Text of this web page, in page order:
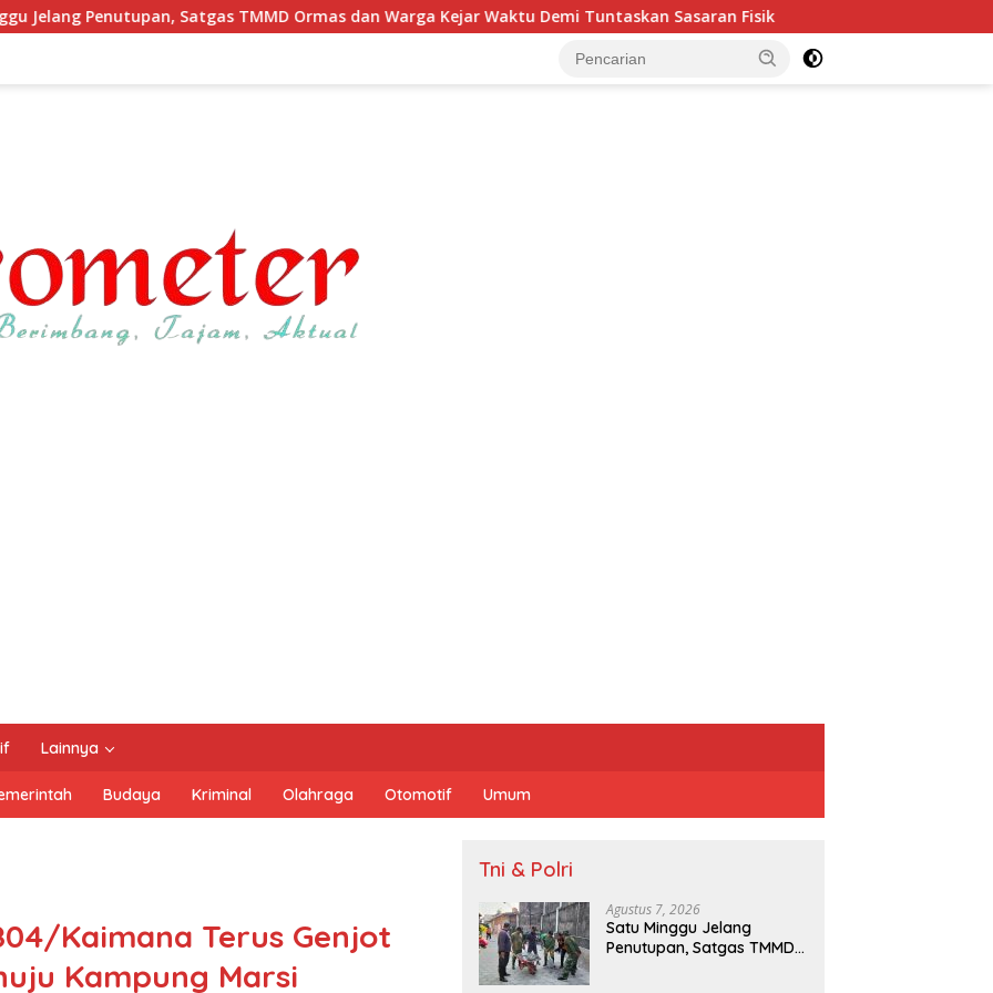
TMMD Ormas dan Warga Kejar Waktu Demi Tuntaskan Sasaran Fisik Perbaikan Pipanisasi Dikebut, Satgas TMMD
Lainnya
Budaya Kriminal Olahraga Otomotif Umum
Kaimana Terus Genjot
Kampung Marsi
Tni & Polri
Agustus 7, 2026
Satu Minggu Jelang
Penutupan, Satgas TMMD